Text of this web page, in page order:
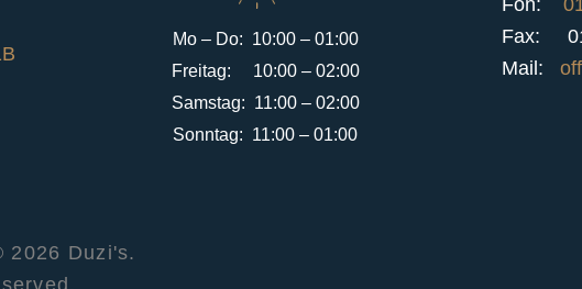
Mo – Do: 10:00 – 01:00
Freitag: 10:00 – 02:00
Samstag: 11:00 – 02:00
Sonntag: 11:00 – 01:00
Fon:
Fax:
Mail:
2026 Duzi's.